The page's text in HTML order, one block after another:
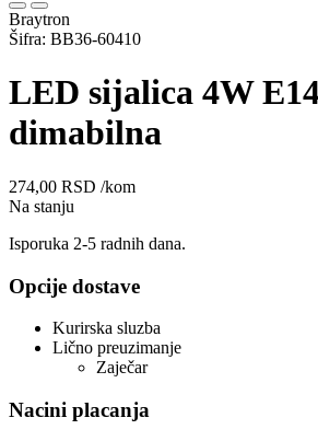
Braytron
Šifra: BB36-60410
LED sijalica 4W
dimabilna
274,00 RSD /kom
Na stanju
Isporuka 2-5 radnih dana.
Opcije dostave
Kurirska sluzba
Lično preuzimanje
Zaječar
Nacini placanja